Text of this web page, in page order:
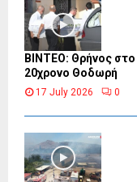
ΒΙΝΤΕΟ: Θρήνος στο
20χρονο Θοδωρή
17 July 2026 0